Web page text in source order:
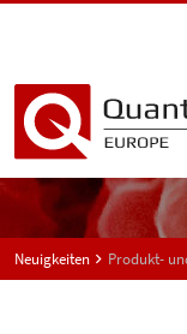
Neuigkeiten Produkt-